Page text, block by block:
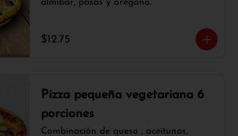
almíbar, pasas y orégano.
$12.75
Pizza pequeña vegetariana 6
porciones
Combinación de queso , aceitunas,